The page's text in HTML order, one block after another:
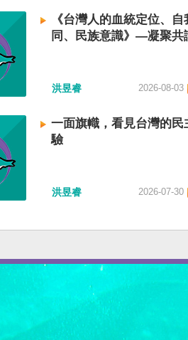
《台灣人的血統定位、自
同、民族意識》—凝聚共
洪昱睿 2026-08-03
一面旗幟，看見台灣的民
驗
洪昱睿 2026-07-30